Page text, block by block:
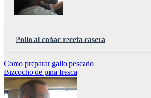
Pollo al coñac receta casera
Navegación
de
entradas
Como preparar gallo pescado
Bizcocho de piña fresca